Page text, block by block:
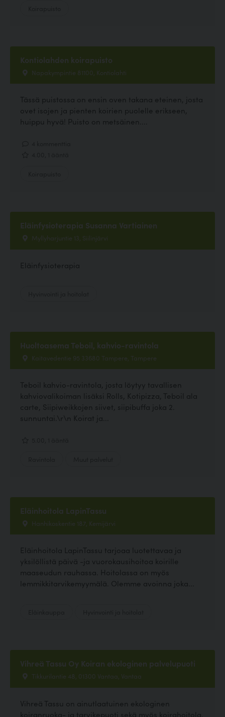
Kontiolahden koirapuisto
Napakympintie 81100, Kontiolahti
Tässä puistossa on ensin oven takana eteinen, josta
ovet isojen ja pienten koirien puolelle erikseen,
huippu hyvä! Puisto on metsäinen....
Eläinfysioterapia Susanna Vartiainen
Myllyharjuntie 13, Siilinjärvi
Eläinfysioterapia
Huoltoasema Teboil, kahvio-ravintola
Kaitavedentie 95 33680 Tampere, Tampere
Teboil kahvio-ravintola, josta löytyy tavallisen
kahviovalikoiman lisäksi Rolls, Kotipizza, Teboil ala
carte, Siipiweikkojen siivet, siipibuffa joka 2.
sunnuntai.\r\n Koirat ja...
Eläinhoitola LapinTassu
Hanhikoskentie 187, Kemijärvi
Eläinhoitola LapinTassu tarjoaa luotettavaa ja
yksilöllistä päivä -ja vuorokausihoitoa koirille
maaseudun rauhassa. Hoitolassa on myös
lemmikkitarvikemyymälä. Olemme avoinna joka...
Vihreä Tassu Oy Koiran ekologinen palvelupuoti
Tikkurilantie 48, 01300 Vantaa, Vantaa
Vihreä Tassu on ainutlaatuinen ekologinen
koiranruoka- ja tarvikepuoti sekä myös koirahoitola.